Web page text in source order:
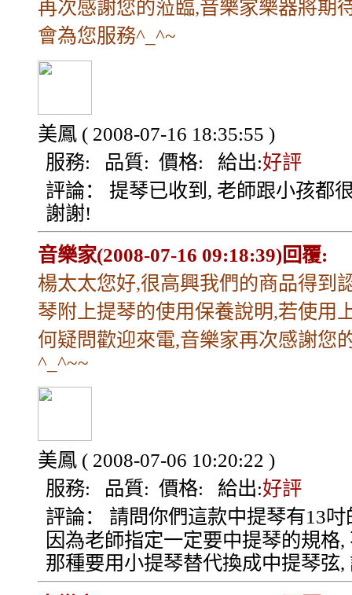
再次感謝您的蒞臨,音樂家樂器將期
會為您服務^_^~
美鳳 ( 2008-07-16 18:35:55 )
服務: 品質: 價格: 給出:好評
評論：
提琴已收到, 老師跟小孩都
謝謝!
音樂家(2008-07-16 09:18:39)回覆:
楊太太您好,很高興我們的商品得到
琴附上提琴的使用保養說明,若使用
何疑問歡迎來電,音樂家再次感謝您
^_^~~
美鳳 ( 2008-07-06 10:20:22 )
服務: 品質: 價格: 給出:好評
評論：
請問你們這款中提琴有13吋
因為老師指定一定要中提琴的規格,
那種要用小提琴替代換成中提琴弦,